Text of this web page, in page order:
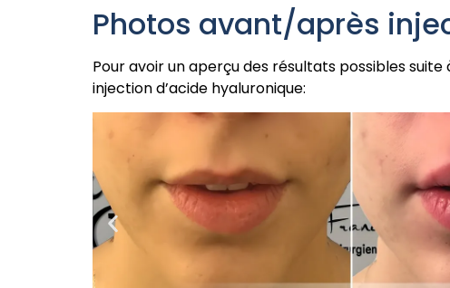
Photos avant/après
Pour avoir un aperçu des résultats possibles
injection d’acide hyaluronique: